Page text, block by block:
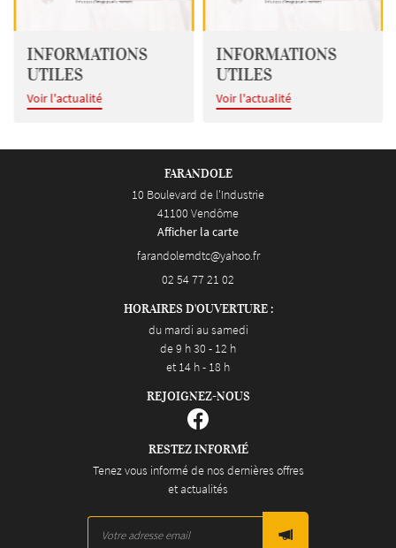
INFORMATIONS
UTILES
Voir l'actualité
INFORMATIONS
UTILES
Voir l'actualité
FARANDOLE
10 Boulevard de l'Industrie
41100 Vendôme
Afficher la carte
02 54 77 21 02
HORAIRES D'OUVERTURE :
du mardi au samedi
de 9 h 30 - 12 h
et 14 h - 18 h
REJOIGNEZ-NOUS
RESTEZ INFORMÉ
Tenez vous informé de nos dernières offres
et actualités